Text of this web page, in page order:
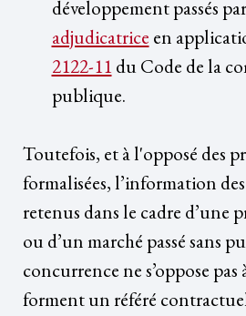
développement passés
adjudicatrice en
2122-11du Code de la
publique.
Toutefois, et à l'opposé des
formalisées, l’information
retenus dans le cadre d’une
ou d’un marché passé sans
concurrence ne s’oppose pas
forment un référé